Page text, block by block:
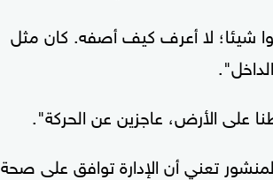
شيئا؛ لا أعرف كيف أصفه. كان مثل
على الأرض، عاجزين عن الحركة".
تعني أن الإدارة توافق على صحة